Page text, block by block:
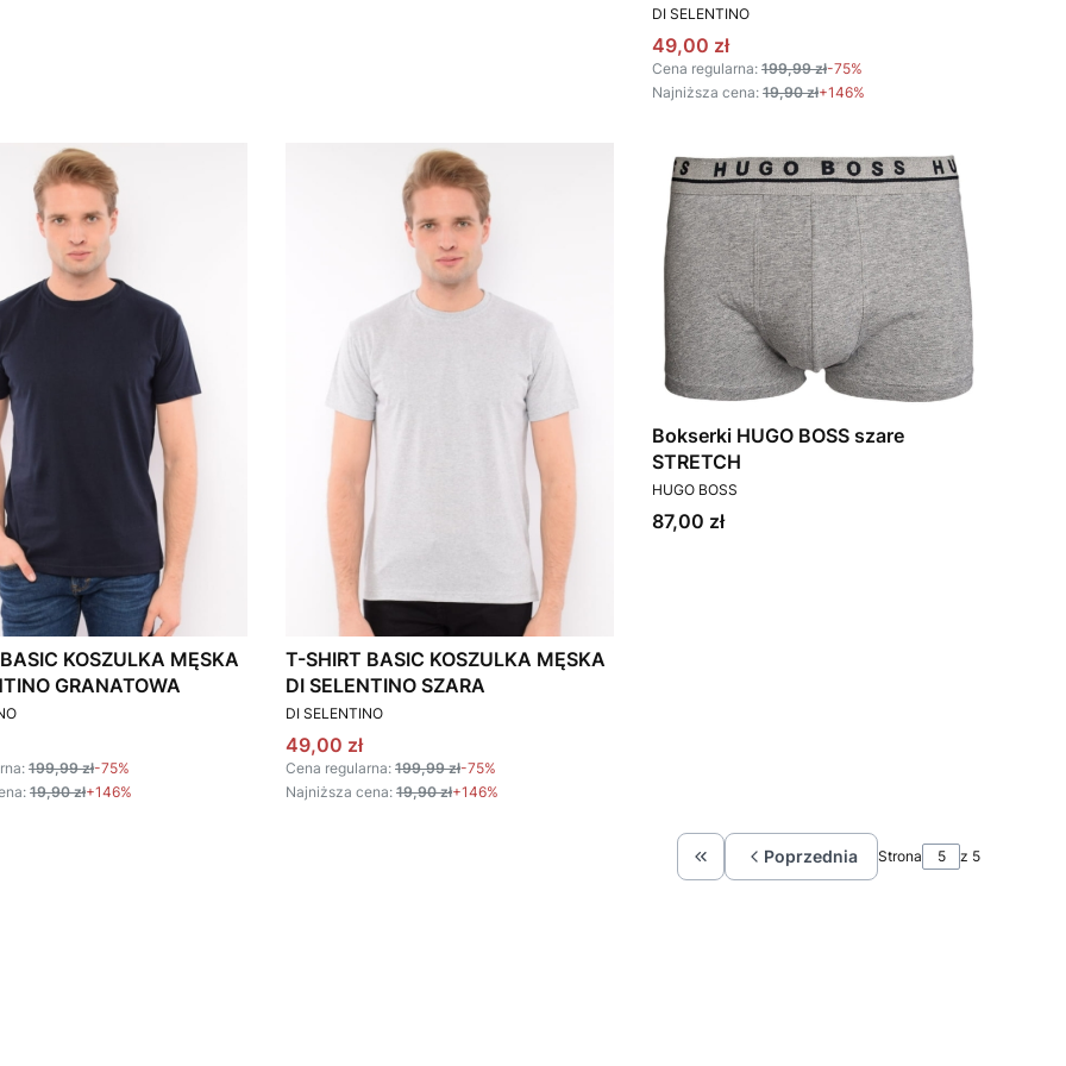
PRODUCENT
DI SELENTINO
Cena promocyjna
49,00 zł
Cena regularna: 199,99 zł-75%
Najniższa cena: 19,90 zł+146%
KOSZULKA MĘSKA
GRANATOWA
199,99 zł-75%
19,90 zł+146%
T-SHIRT BASIC KOSZULKA MĘSKA
DI SELENTINO SZARA
PRODUCENT
DI SELENTINO
Cena promocyjna
49,00 zł
Cena regularna: 199,99 zł-75%
Najniższa cena: 19,90 zł+146%
Bokserki HUGO BOSS szare
STRETCH
PRODUCENT
HUGO BOSS
Cena
87,00 zł
Wróć do pierwszej strony z produktami
Poprzednia Strona z 5